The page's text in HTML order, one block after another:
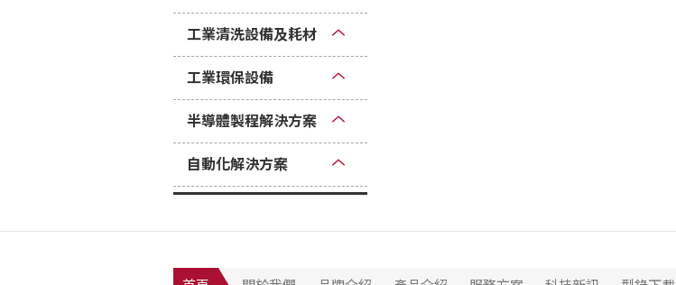
工業清洗設備及耗材
工業環保設備
半導體製程解決方案
自動化解決方案